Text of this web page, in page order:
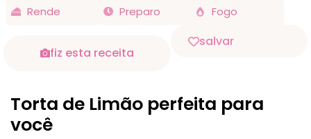
Rende Preparo Fogo
fiz esta receita
salvar
Torta de Limão perfeita para
você